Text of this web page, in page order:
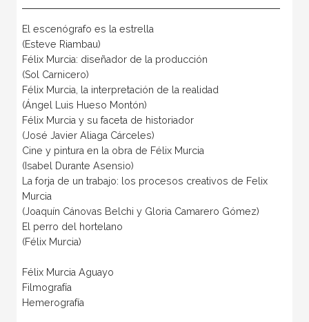
El escenógrafo es la estrella
(Esteve Riambau)
Félix Murcia: diseñador de la producción
(Sol Carnicero)
Félix Murcia, la interpretación de la realidad
(Ángel Luis Hueso Montón)
Félix Murcia y su faceta de historiador
(José Javier Aliaga Cárceles)
Cine y pintura en la obra de Félix Murcia
(Isabel Durante Asensio)
La forja de un trabajo: los procesos creativos de Felix
Murcia
(Joaquín Cánovas Belchi y Gloria Camarero Gómez)
El perro del hortelano
(Félix Murcia)
Félix Murcia Aguayo
Filmografía
Hemerografía